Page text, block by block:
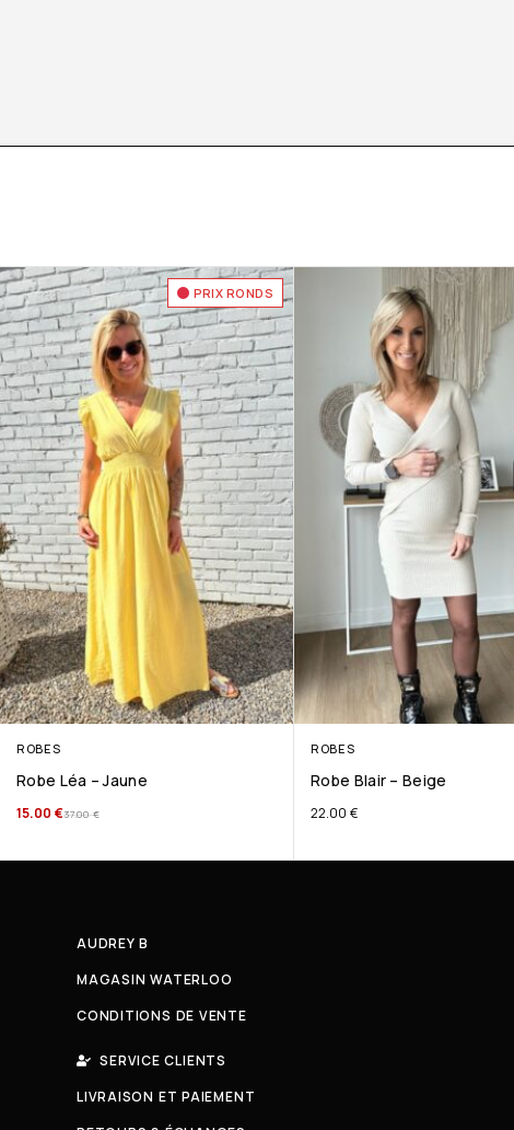
PRIX RONDS
ROBES
Robe Léa – Jaune
37.00€
15.00 €
ROBES
Robe Blair – Beige
22.00 €
AUDREY B
MAGASIN WATERLOO
CONDITIONS DE VENTE
SERVICE CLIENTS
LIVRAISON ET PAIEMENT